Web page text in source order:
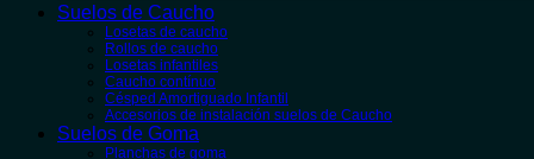
Suelos de Caucho
Losetas de caucho
Rollos de caucho
Losetas infantiles
Caucho contínuo
Césped Amortiguado Infantil
Accesorios de instalación suelos de Caucho
Suelos de Goma
Planchas de goma